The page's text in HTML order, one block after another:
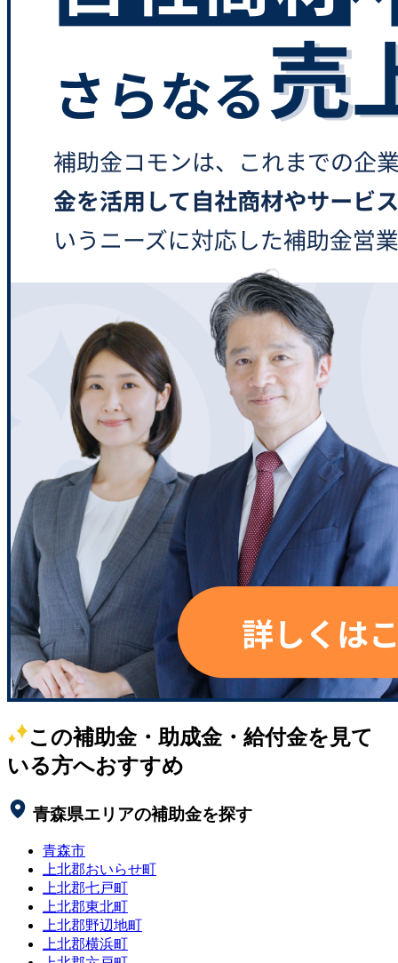
この補助金・助成金・給付金を見て
いる方へおすすめ
青森県エリアの補助金を探す
青森市
上北郡おいらせ町
上北郡七戸町
上北郡東北町
上北郡野辺地町
上北郡横浜町